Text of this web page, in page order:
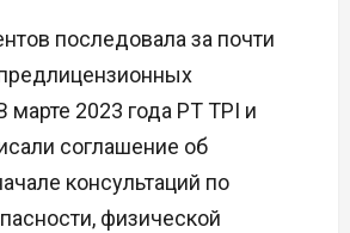
последовала за почти
марте 2023 года PT TPI и
соглашение об
консультаций по
физической